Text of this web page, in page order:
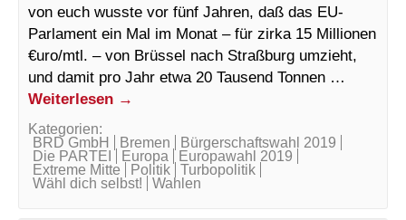
von euch wusste vor fünf Jahren, daß das EU-
Parlament ein Mal im Monat – für zirka 15 Millionen
€uro/mtl. – von Brüssel nach Straßburg umzieht,
und damit pro Jahr etwa 20 Tausend Tonnen …
Weiterlesen →
Kategorien:
BRD GmbH
Bremen
Bürgerschaftswahl 2019
Die PARTEI
Europa
Europawahl 2019
Extreme Mitte
Politik
Turbopolitik
Wähl dich selbst!
Wahlen